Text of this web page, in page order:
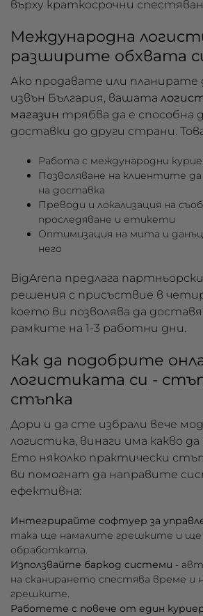
върху краткосрочни
Международна
разширите обхвата
Ако продавате или планирате
извън България, вашата
магазин трябва да е способна
доставки до други страни.
Работа с международни
Позволяване на клиентите
на доставка
Преводи и локализация на
проследяване и етикети
Оптимизация на мита и
него
BigArena предлага
решения с присъствие в
което ви позволява да
рамките на 1-3 работни дни.
Как да подобрите
логистиката си -
стъпка
Дори и да сте избрали вече
логистика, винаги има какво
Ето няколко практически
ви помогнат да направите
ефективна:
Интегрирайте софтуер за
така ще намалите грешките и ще
обработката.
Използвайте баркод системи -
на сканирането спестява време и
грешките.
Работете с повече от един